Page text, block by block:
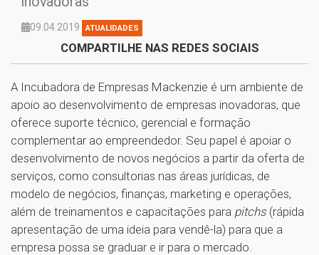
09.04.2019 ATUALIDADES
COMPARTILHE NAS REDES SOCIAIS
A Incubadora de Empresas Mackenzie é um ambiente de
apoio ao desenvolvimento de empresas inovadoras, que
oferece suporte técnico, gerencial e formação
complementar ao empreendedor. Seu papel é apoiar o
desenvolvimento de novos negócios a partir da oferta de
serviços, como consultorias nas áreas jurídicas, de
modelo de negócios, finanças, marketing e operações,
além de treinamentos e capacitações para pitchs (rápida
apresentação de uma ideia para vendê-la) para que a
empresa possa se graduar e ir para o mercado.